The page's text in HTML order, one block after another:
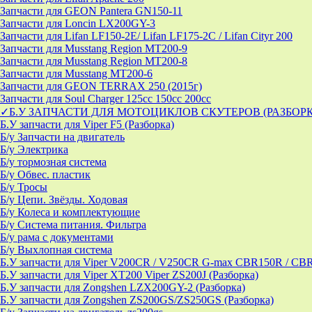
Запчасти для GEON Pantera GN150-11
Запчасти для Loncin LX200GY-3
Запчасти для Lifan LF150-2E/ Lifan LF175-2C / Lifan Cityr 200
Запчасти для Musstang Region MT200-9
Запчасти для Musstang Region MT200-8
Запчасти для Musstang MT200-6
Запчасти для GEON TERRAX 250 (2015г)
Запчасти для Soul Charger 125сс 150cc 200сс
✓Б.У ЗАПЧАСТИ ДЛЯ МОТОЦИКЛОВ СКУТЕРОВ
Б.У запчасти для Viper F5 (Разборка)
Б/у Запчасти на двигатель
Б/у Электрика
Б/у тормозная система
Б/у Обвес. пластик
Б/у Тросы
Б/у Цепи. Звёзды. Ходовая
Б/у Колеса и комплектующие
Б/у Система питания. Фильтра
Б/у рама с документами
Б/у Выхлопная система
Б.У запчасти для Viper V200CR / V250CR G-max CBR150R /
Б.У запчасти для Viper XT200 Viper ZS200J (Разборка)
Б.У запчасти для Zongshen LZX200GY-2 (Разборка)
Б.У запчасти для Zongshen ZS200GS/ZS250GS (Разборка)